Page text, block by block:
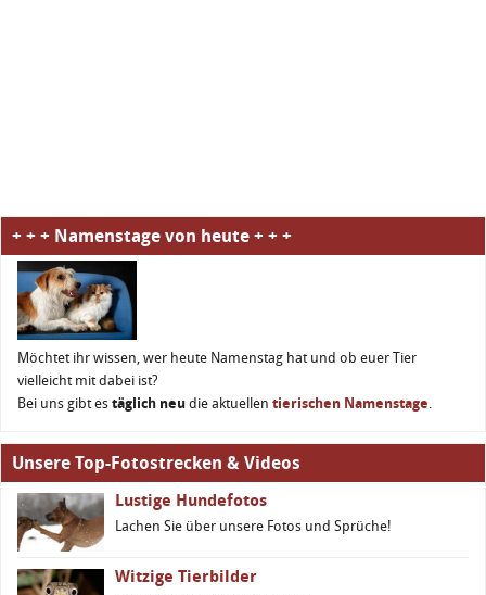
+ + + Namenstage von heute + + +
Möchtet ihr wissen, wer heute Namenstag hat und ob euer Tier
vielleicht mit dabei ist?
Bei uns gibt es täglich neu die aktuellen tierischen Namenstage.
Unsere Top-Fotostrecken & Videos
Lustige Hundefotos
Lachen Sie über unsere Fotos und Sprüche!
Witzige Tierbilder